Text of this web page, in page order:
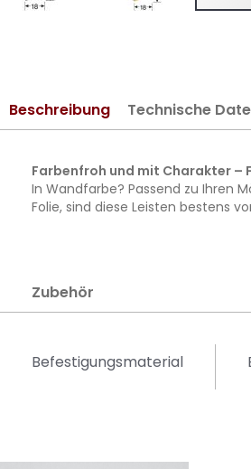
springen
Beschreibung
Farbenfroh und mit Charakter –
In Wandfarbe? Passend zu Ihren
Folie, sind diese Leisten bestens
Technische
Zubehör
Befestigungsmaterial